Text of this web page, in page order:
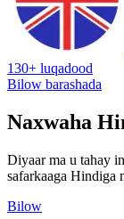
130+ luqadood
Bilow barashada
Naxwaha
Diyaar ma u tahay
safarkaaga Hindiga
Bilow